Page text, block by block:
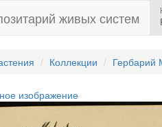
живых систем
Коллекции Гербарий
изображение